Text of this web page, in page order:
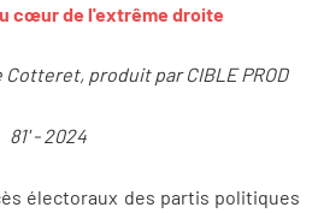
cœur de l'extrême droite
produit par CIBLE PROD
81' - 2024
électoraux des partis politiques